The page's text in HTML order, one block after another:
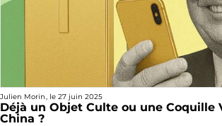
Julien Morin, le 27 juin 2025
Déjà un Objet Culte ou une Coquille
China ?